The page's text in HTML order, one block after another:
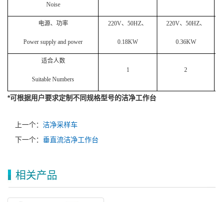
Noise
电源、功率
Power supply and power
220V、 50HZ、
0.18KW
220V、 50HZ、
0.36KW
适合人数
Suitable Numbers
1 2
*可根据用户要求定制不同规格型号的洁净工作台
上一个： 洁净采样车
下一个： 垂直流洁净工作台
相关产品